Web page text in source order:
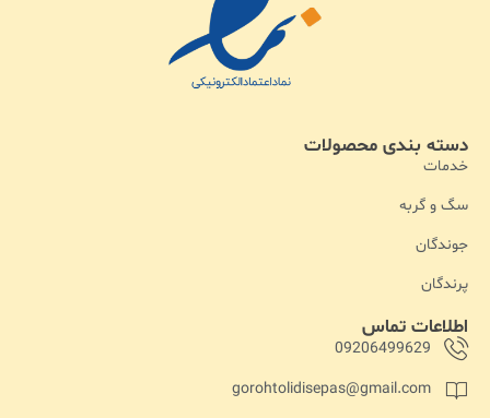
اطلاعات تماس
09206499629
gorohtolidisepas@gmail.com
دسته بندی محصولات
خدمات
سگ و گربه
جوندگان
پرندگان